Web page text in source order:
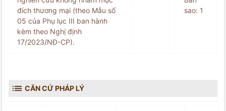
đích thương mại (theo Mẫu số
05 của Phụ lục III ban hành
kèm theo Nghị định
17/2023/NĐ-CP).
sao: 1
 CĂN CỨ PHÁP LÝ